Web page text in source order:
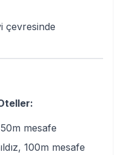
çevresinde
50m mesafe
100m mesafe